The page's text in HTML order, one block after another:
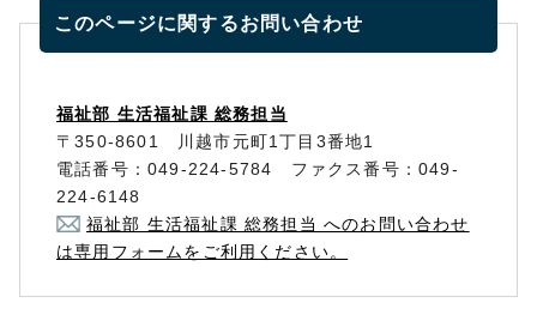
このページに関するお問い合わせ
福祉部 生活福祉課 総務担当
〒350-8601 川越市元町1丁目3番地1
電話番号：049-224-5784 ファクス番号：049-
224-6148
福祉部 生活福祉課 総務担当 へのお問い合わせ
は専用フォームをご利用ください。